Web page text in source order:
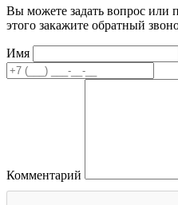
Вы можете задать вопрос или
этого закажите обратный
Имя
Комментарий